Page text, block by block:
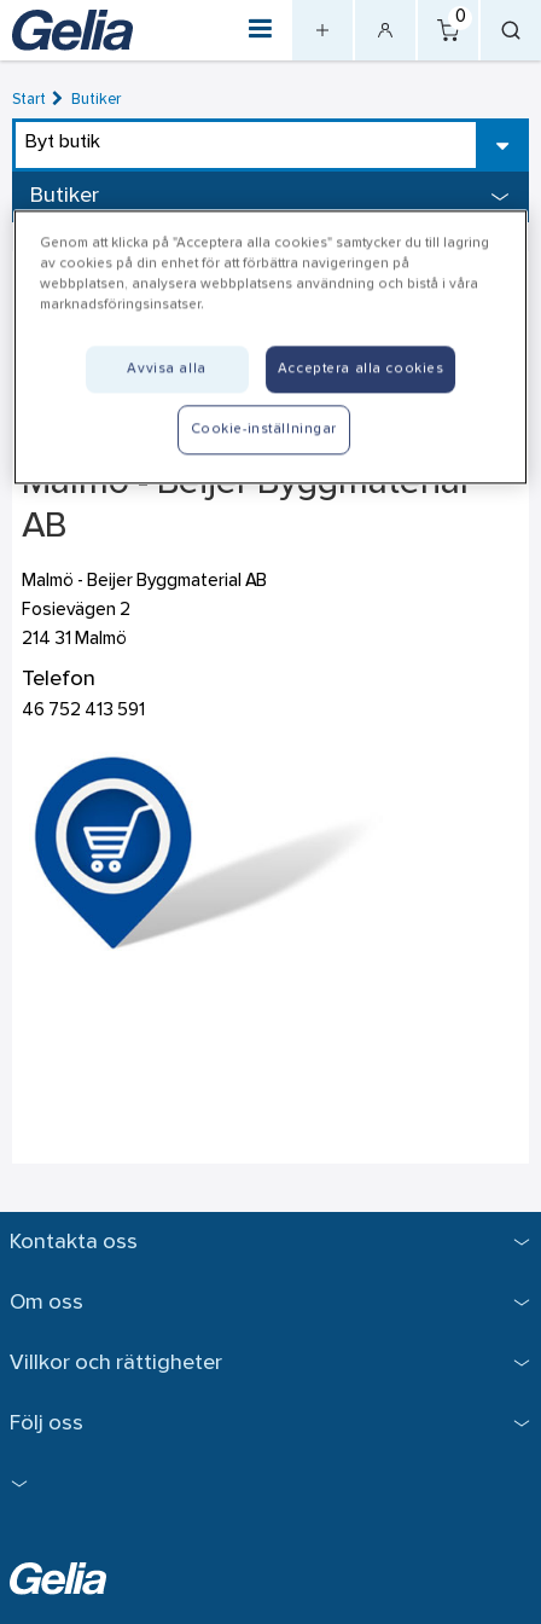
0
Start Butiker
Byt butik
Butiker
Malmö - Beijer Byggmaterial
AB
Malmö - Beijer Byggmaterial AB
Fosievägen 2
214 31 Malmö
Telefon
46 752 413 591
Kontakta oss
Om oss
Villkor och rättigheter
Följ oss
Genom att klicka på "Acceptera alla cookies" samtycker du till lagring
av cookies på din enhet för att förbättra navigeringen på
webbplatsen, analysera webbplatsens användning och bistå i våra
marknadsföringsinsatser.
Avvisa alla Acceptera alla cookies
Cookie-inställningar